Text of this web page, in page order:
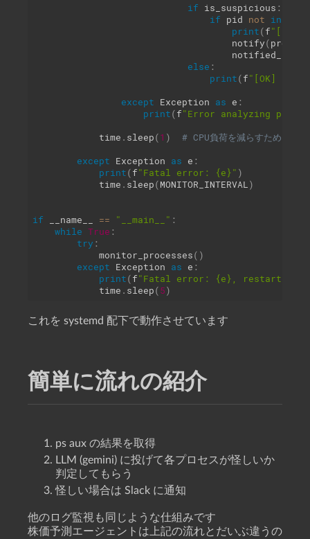
if is_suspicious :
if pid not in
print(f"[!]
                                    notify
(process
else :
print(f"[OK]
except Exception as e :
print(f"Error analyzing
            time
. sleep(1 )
# CPU負荷を減らすため1秒待
except Exception as e :
print(f"Fatal error: {e}" )
            time
. sleep(MONITOR_INTERVAL )
if __name__ == "__main__" :
while True :
try :
            monitor_processes
( )
except Exception as e :
print(f"Fatal error: {e}, restarting
            time
. sleep(5)
これを systemd 配下で動作させています
簡単に流れの紹介
ps aux の結果を取得
LLM (gemini) に投げて各プロセスが怪しいか
判定してもらう
怪しい場合は Slack に通知
他のログ監視も同じような仕組みです
株価予測エージェントは上記の流れとだいぶ違うの